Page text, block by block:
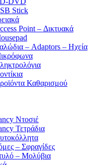
Stick
Point – Δικτυακά
– Adaptors – Ηχεία
Καθαρισμού
Ντοσιέ
Τετράδια
– Σφραγίδες
– Μολύβια